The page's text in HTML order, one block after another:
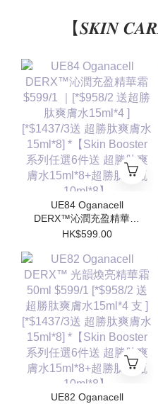
【𝑺𝑲𝑰𝑵
UE84 Oganacell
DERX™沁潤充盈精華霜
$599/1 ｜[*$958/2 送超
[*$1437/3送 超勝肽爽膚
水15ml*8] *【Skin
Booster 系列任選6件送
超勝肽爽膚水15ml*8+超
勝肽安瓶10ml*8】
HK$599.00
UE82 Oganacell